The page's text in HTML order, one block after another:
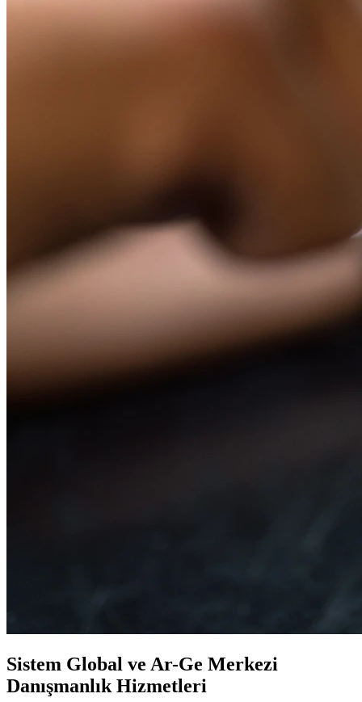
Sistem Global ve Ar-Ge Merkezi
Danışmanlık Hizmetleri